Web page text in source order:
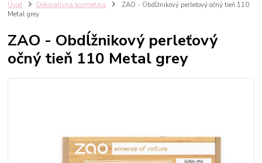
Úvod Dekoratívna kozmetika
ZAO - Obdĺžnikový perleťový očný tieň 110
Metal grey
ZAO - Obdĺžnikový perleťový
očný tieň 110 Metal grey